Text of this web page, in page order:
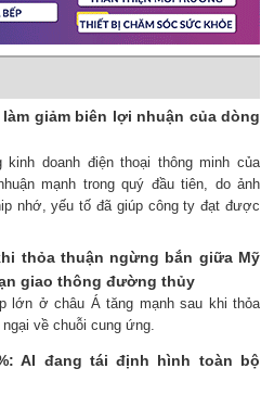
giảm biên lợi nhuận của dòng
doanh điện thoại thông minh của
mạnh trong quý đầu tiên, do ảnh
nhớ, yếu tố đã giúp công ty đạt được
thỏa thuận ngừng bắn giữa Mỹ
giao thông đường thủy
lớn ở châu Á tăng mạnh sau khi thỏa
về chuỗi cung ứng.
AI đang tái định hình toàn bộ